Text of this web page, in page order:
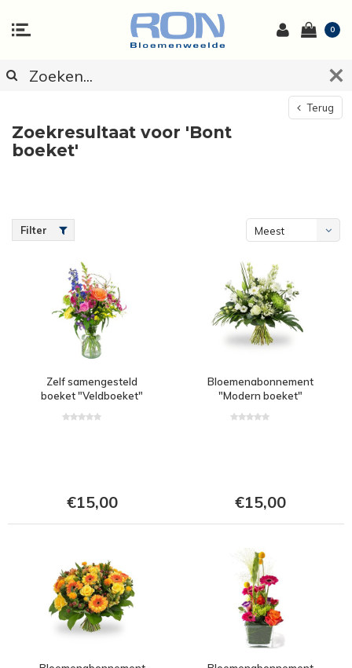
0
Terug
Zoekresultaat voor 'Bont
boeket'
Filter
Meest
Zelf samengesteld
boeket "Veldboeket"
€15,00
Bloemenabonnement
"Modern boeket"
€15,00